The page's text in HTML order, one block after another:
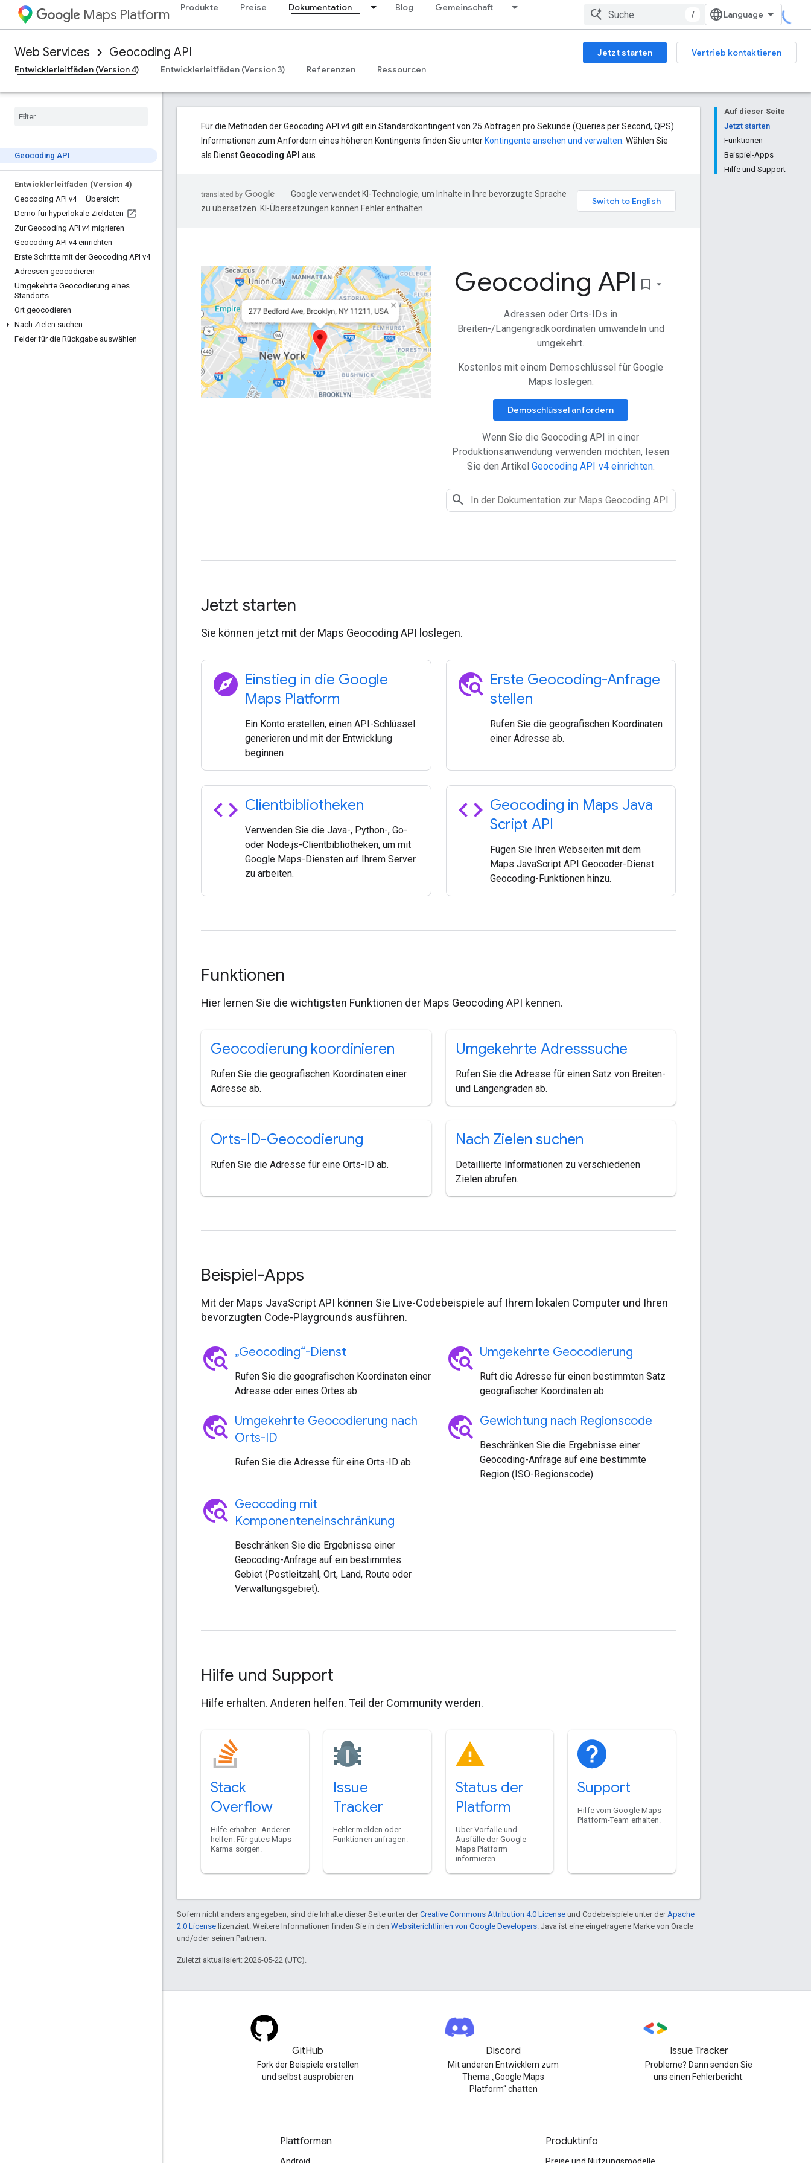
Maps Platform Produkte Preise Dokumentation Blog Gemeinschaft
/
Web Services Geocoding API Jetzt starten
Vertrieb kontaktieren
Entwicklerleitfäden (Version 4)
Entwicklerleitfäden (Version 3) Referenzen Ressourcen
Geocoding API
Entwicklerleitfäden (Version 4)
Geocoding API v4 – Übersicht
Demo für hyperlokale Zieldaten
Zur Geocoding API v4 migrieren
Geocoding API v4 einrichten
Erste Schritte mit der Geocoding API v4
Adressen geocodieren
Umgekehrte Geocodierung eines
Standorts
Ort geocodieren
Nach Zielen suchen
Felder für die Rückgabe auswählen
Auf dieser Seite
Jetzt starten
Funktionen
Beispiel-Apps
Hilfe und Support
Für die Methoden der Geocoding API v4 gilt ein Standardkontingent von 25 Abfragen pro Sekunde (Queries per Second, QPS).
Informationen zum Anfordern eines höheren Kontingents finden Sie unter Kontingente ansehen und verwalten . Wählen Sie
als Dienst Geocoding API aus.
Google verwendet KI-Technologie, um Inhalte in Ihre bevorzugte Sprache
zu übersetzen. KI-Übersetzungen können Fehler enthalten.
Geocoding API bookmark_border
Adressen oder Orts-IDs in
Breiten-/Längengradkoordinaten umwandeln und
umgekehrt.
Kostenlos mit einem Demoschlüssel für Google
Maps loslegen.
Demoschlüssel anfordern
Wenn Sie die Geocoding API in einer
Produktionsanwendung verwenden möchten, lesen
Sie den ArtikelGeocoding API v4 einrichten.
Jetzt starten
Sie können jetzt mit der Maps Geocoding API loslegen.
explore Einstieg in die Google
Maps Platform
Ein Konto erstellen, einen API-Schlüssel
generieren und mit der Entwicklung
beginnen
travel_explore Erste Geocoding-Anfrage
stellen
Rufen Sie die geografischen Koordinaten
einer Adresse ab.
code Clientbibliotheken
Verwenden Sie die Java-, Python-, Go-
oder Node.js-Clientbibliotheken, um mit
Google Maps-Diensten auf Ihrem Server
zu arbeiten.
code Geocoding in Maps Java
Script API
Fügen Sie Ihren Webseiten mit dem
Maps JavaScript API Geocoder-Dienst
Geocoding-Funktionen hinzu.
Funktionen
Hier lernen Sie die wichtigsten Funktionen der Maps Geocoding API kennen.
Geocodierung koordinieren
Rufen Sie die geografischen Koordinaten einer
Adresse ab.
Umgekehrte Adresssuche
Rufen Sie die Adresse für einen Satz von Breiten-
und Längengraden ab.
Orts-ID-Geocodierung
Rufen Sie die Adresse für eine Orts-ID ab.
Nach Zielen suchen
Detaillierte Informationen zu verschiedenen
Zielen abrufen.
Beispiel-Apps
Mit der Maps JavaScript API können Sie Live-Codebeispiele auf Ihrem lokalen Computer und Ihren
bevorzugten Code-Playgrounds ausführen.
travel_explore „Geocoding“-Dienst
Rufen Sie die geografischen Koordinaten einer
Adresse oder eines Ortes ab.
travel_explore Umgekehrte Geocodierung
Ruft die Adresse für einen bestimmten Satz
geografischer Koordinaten ab.
travel_explore Umgekehrte Geocodierung nach
Orts-ID
Rufen Sie die Adresse für eine Orts-ID ab.
travel_explore Gewichtung nach Regionscode
Beschränken Sie die Ergebnisse einer
Geocoding-Anfrage auf eine bestimmte
Region (ISO-Regionscode).
travel_explore Geocoding mit
Komponenteneinschränkung
Beschränken Sie die Ergebnisse einer
Geocoding-Anfrage auf ein bestimmtes
Gebiet (Postleitzahl, Ort, Land, Route oder
Verwaltungsgebiet).
Hilfe und Support
Hilfe erhalten. Anderen helfen. Teil der Community werden.
Stack
Overflow
Hilfe erhalten. Anderen
helfen. Für gutes Maps-
Karma sorgen.
Issue
Tracker
Fehler melden oder
Funktionen anfragen.
Status der
Platform
Über Vorfälle und
Ausfälle der Google
Maps Platform
informieren.
Support
Hilfe vom Google Maps
Platform-Team erhalten.
Sofern nicht anders angegeben, sind die Inhalte dieser Seite unter derCreative Commons Attribution 4.0 License und Codebeispiele unter derApache
2.0 License lizenziert. Weitere Informationen finden Sie in den Websiterichtlinien von Google Developers. Java ist eine eingetragene Marke von Oracle
und/oder seinen Partnern.
Zuletzt aktualisiert: 2026-05-22 (UTC).
GitHub
Fork der Beispiele erstellen
und selbst ausprobieren
Discord
Mit anderen Entwicklern zum
Thema „Google Maps
Platform“ chatten
Issue Tracker
Probleme? Dann senden Sie
uns einen Fehlerbericht.
Plattformen Produktinfo